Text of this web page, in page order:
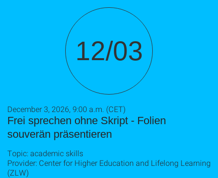
12/03
Frei sprechen ohne Skript - Folien
souverän präsentieren
December 3, 2026, 9:00 a.m. (CET)
Topic: academic skills
Provider: Center for Higher Education and Lifelong Learning
(ZLW)